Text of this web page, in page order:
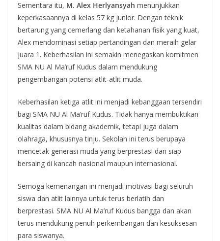
Sementara itu, M. Alex Herlyansyah menunjukkan
keperkasaannya di kelas 57 kg junior. Dengan teknik
bertarung yang cemerlang dan ketahanan fisik yang kuat,
Alex mendominasi setiap pertandingan dan meraih gelar
juara 1. Keberhasilan ini semakin menegaskan komitmen
SMA NU Al Ma’ruf Kudus dalam mendukung
pengembangan potensi atlit-atlit muda.
Keberhasilan ketiga atlit ini menjadi kebanggaan tersendiri
bagi SMA NU Al Ma’ruf Kudus. Tidak hanya membuktikan
kualitas dalam bidang akademik, tetapi juga dalam
olahraga, khususnya tinju. Sekolah ini terus berupaya
mencetak generasi muda yang berprestasi dan siap
bersaing di kancah nasional maupun internasional.
Semoga kemenangan ini menjadi motivasi bagi seluruh
siswa dan atlit lainnya untuk terus berlatih dan
berprestasi. SMA NU Al Ma’ruf Kudus bangga dan akan
terus mendukung penuh perkembangan dan kesuksesan
para siswanya.